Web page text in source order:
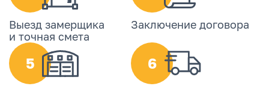
Выезд замерщика
и точная смета
Заключение договора
5 6